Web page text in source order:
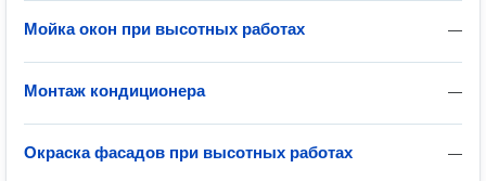
—
Мойка окон при высотных работах
—
Монтаж кондиционера
—
Окраска фасадов при высотных работах